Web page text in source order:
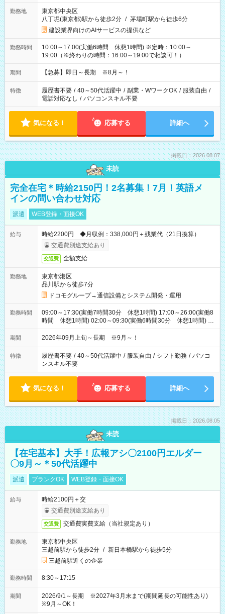
勤務地
東京都中央区
八丁堀(東京都)駅から徒歩2分 / 茅場町駅から徒歩6分
建設業界向けのAIサービスの提供など
勤務時間
10:00～17:00(実働6時間 休憩1時間) ※定時：10:00～
19:00（※終わりの時間：16:00～19:00で相談可！）
期間 【急募】即日～長期 ※8月～！
特徴 履歴書不要 / 40～50代活躍中 / 副業・WワークOK / 服装自由 /
電話対応なし / パソコンスキル不要
気になる！ 応募する 詳細へ
掲載日：2026.08.07
未読
完全在宅＊時給2150円！2名募集！7月！英語メ
インの問い合わせ対応
派遣 WEB登録・面接OK
給与
時給2200円 ◆月収例：338,000円＋残業代（21日換算）
交通費別途支給あり
交通費 全額支給
勤務地
東京都港区
品川駅から徒歩7分
ドコモグループ→通信設備とシステム開発・運用
勤務時間
09:00～17:30(実働7時間30分 休憩1時間) 17:00～26:00(実働8
時間 休憩1時間) 02:00～09:30(実働6時間30分 休憩1時間) ※
日勤は就業時間1/夜勤は就業時間2.3を連続で行って頂きます
期間 2026年09月上旬～長期 ※9月～！
特徴 履歴書不要 / 40～50代活躍中 / 服装自由 / シフト勤務 / パソコ
ンスキル不要
気になる！ 応募する 詳細へ
掲載日：2026.08.05
未読
【在宅基本】大手！広報アシ〇2100円エルダー
〇9月～＊50代活躍中
派遣 ブランクOK WEB登録・面接OK
給与
時給2100円＋交
交通費別途支給あり
交通費 交通費実費支給（当社規定あり）
勤務地
東京都中央区
三越前駅から徒歩2分 / 新日本橋駅から徒歩5分
三越前駅近くの企業
勤務時間 8:30～17:15
期間
2026/9/1～長期 ※2027年3月末まで(期間延長の可能性あり)
※9月～OK！